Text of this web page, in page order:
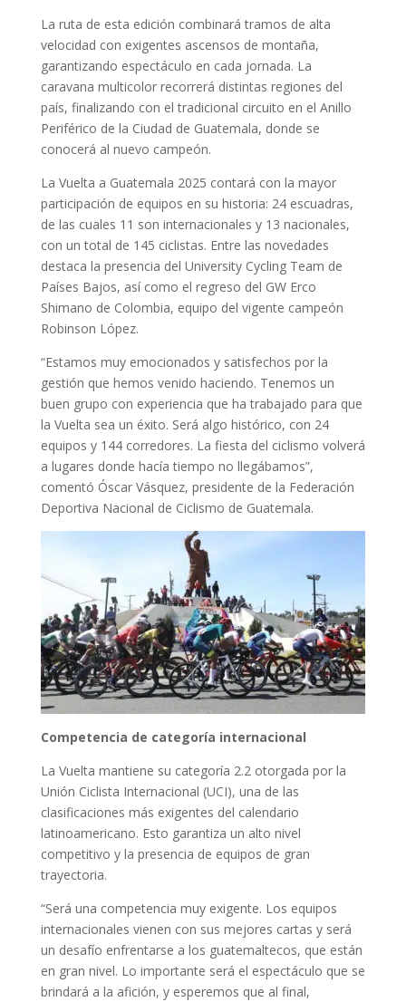
La ruta de esta edición combinará tramos de alta
velocidad con exigentes ascensos de montaña,
garantizando espectáculo en cada jornada. La
caravana multicolor recorrerá distintas regiones del
país, finalizando con el tradicional circuito en el Anillo
Periférico de la Ciudad de Guatemala, donde se
conocerá al nuevo campeón.
La Vuelta a Guatemala 2025 contará con la mayor
participación de equipos en su historia: 24 escuadras,
de las cuales 11 son internacionales y 13 nacionales,
con un total de 145 ciclistas. Entre las novedades
destaca la presencia del University Cycling Team de
Países Bajos, así como el regreso del GW Erco
Shimano de Colombia, equipo del vigente campeón
Robinson López.
“Estamos muy emocionados y satisfechos por la
gestión que hemos venido haciendo. Tenemos un
buen grupo con experiencia que ha trabajado para que
la Vuelta sea un éxito. Será algo histórico, con 24
equipos y 144 corredores. La fiesta del ciclismo volverá
a lugares donde hacía tiempo no llegábamos”,
comentó Óscar Vásquez, presidente de la Federación
Deportiva Nacional de Ciclismo de Guatemala.
Competencia de categoría internacional
La Vuelta mantiene su categoría 2.2 otorgada por la
Unión Ciclista Internacional (UCI), una de las
clasificaciones más exigentes del calendario
latinoamericano. Esto garantiza un alto nivel
competitivo y la presencia de equipos de gran
trayectoria.
“Será una competencia muy exigente. Los equipos
internacionales vienen con sus mejores cartas y será
un desafío enfrentarse a los guatemaltecos, que están
en gran nivel. Lo importante será el espectáculo que se
brindará a la afición, y esperemos que al final,